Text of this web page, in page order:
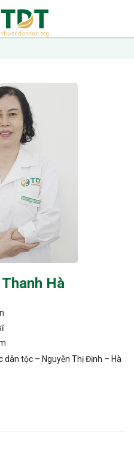
Hà
dân tộc – Nguyễn Thị Định – Hà